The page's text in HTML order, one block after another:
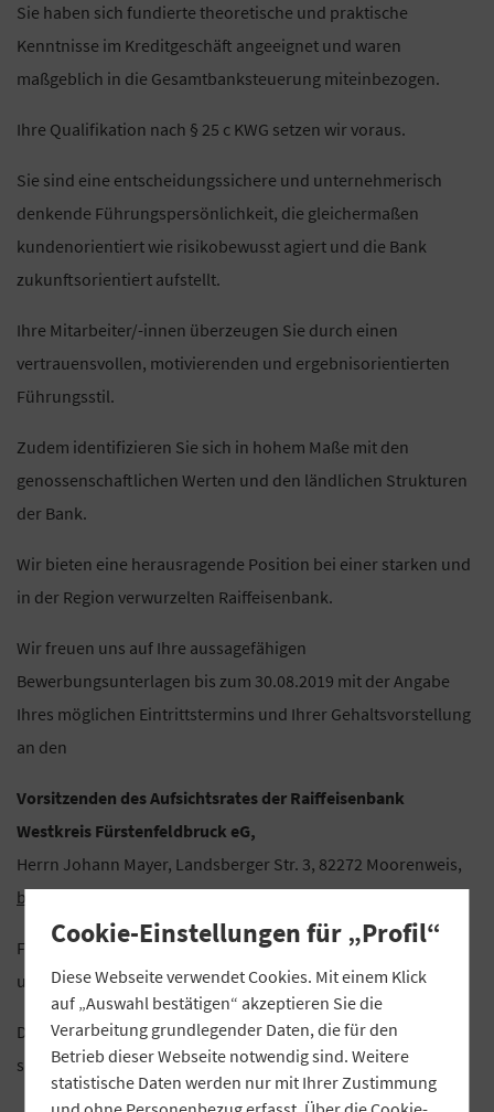
Sie haben sich fundierte theoretische und praktische
Kenntnisse im Kreditgeschäft angeeignet und waren
maßgeblich in die Gesamtbanksteuerung miteinbezogen.
Ihre Qualifikation nach § 25 c KWG setzen wir voraus.
Sie sind eine entscheidungssichere und unternehmerisch
denkende Führungspersönlichkeit, die gleichermaßen
kundenorientiert wie risikobewusst agiert und die Bank
zukunftsorientiert aufstellt.
Ihre Mitarbeiter/-innen überzeugen Sie durch einen
vertrauensvollen, motivierenden und ergebnisorientierten
Führungsstil.
Zudem identifizieren Sie sich in hohem Maße mit den
genossenschaftlichen Werten und den ländlichen Strukturen
der Bank.
Wir bieten eine herausragende Position bei einer starken und
in der Region verwurzelten Raiffeisenbank.
Wir freuen uns auf Ihre aussagefähigen
Bewerbungsunterlagen bis zum 30.08.2019 mit der Angabe
Ihres möglichen Eintrittstermins und Ihrer Gehaltsvorstellung
an den
Vorsitzenden des Aufsichtsrates der Raiffeisenbank
Westkreis Fürstenfeldbruck eG,
Herrn Johann Mayer, Landsberger Str. 3, 82272 Moorenweis,
bewerbung(at)westkreis.de
Für Rückfragen steht Ihnen Herr Werner Seissler (Vorstand)
unter der Telefonnummer 08146/9201-26 zur Verfügung.
Die vertrauliche Behandlung Ihrer Bewerbung ist für uns
selbstverständlich.
Cookie-Einstellungen für „Profil“
Diese Webseite verwendet Cookies. Mit einem Klick
auf „Auswahl bestätigen“ akzeptieren Sie die
Verarbeitung grundlegender Daten, die für den
Betrieb dieser Webseite notwendig sind. Weitere
statistische Daten werden nur mit Ihrer Zustimmung